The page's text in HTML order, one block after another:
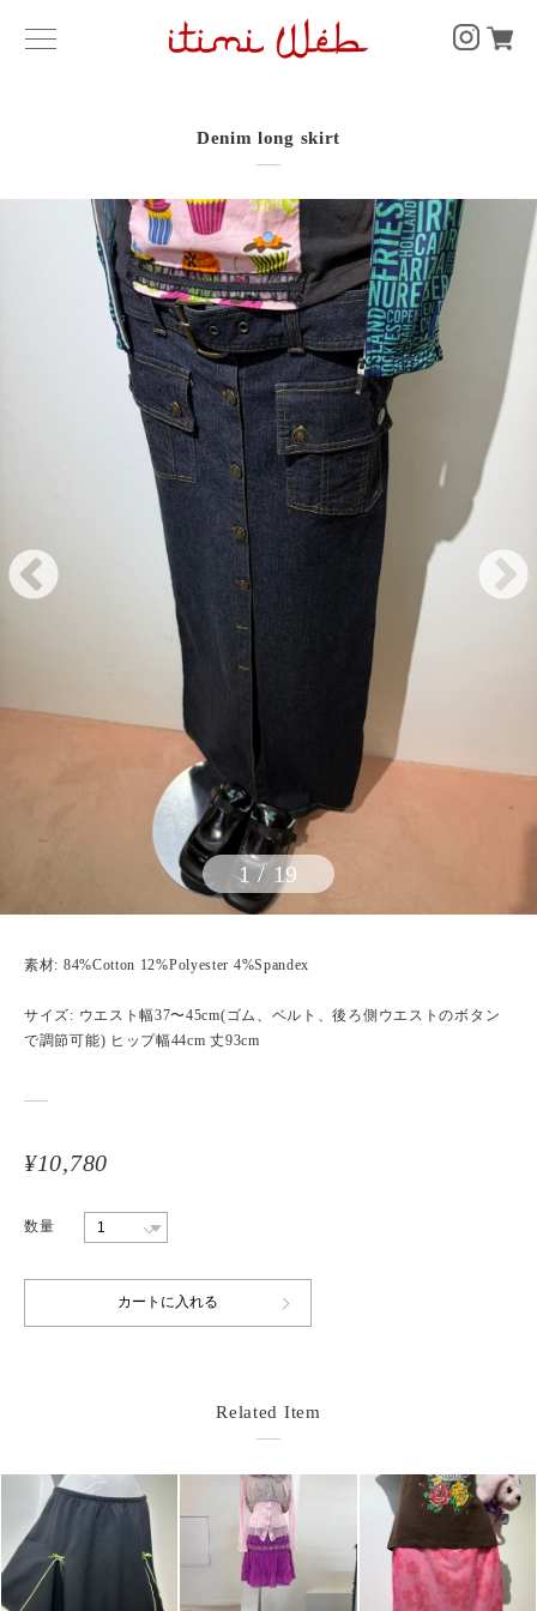
Denim long skirt
1/ 19
素材: 84%Cotton 12%Polyester 4%Spandex
サイズ: ウエスト幅37〜45cm(ゴム、ベルト、後ろ側ウエストのボタン
で調節可能) ヒップ幅44cm 丈93cm
¥10,780
数量
Related Item